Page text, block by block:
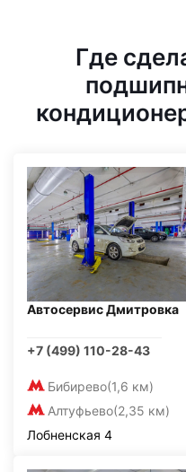
Где
Автосервис Дмитровка
+7 (499) 110-28-43
Бибирево(1,6 км)
Алтуфьево(2,35 км)
Лобненская 4